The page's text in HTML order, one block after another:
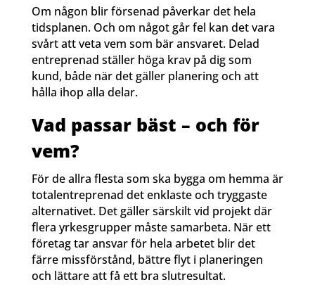
Om någon blir försenad påverkar det hela
tidsplanen. Och om något går fel kan det vara
svårt att veta vem som bär ansvaret. Delad
entreprenad ställer höga krav på dig som
kund, både när det gäller planering och att
hålla ihop alla delar.
Vad passar bäst – och för
vem?
För de allra flesta som ska bygga om hemma är
totalentreprenad det enklaste och tryggaste
alternativet. Det gäller särskilt vid projekt där
flera yrkesgrupper måste samarbeta. När ett
företag tar ansvar för hela arbetet blir det
färre missförstånd, bättre flyt i planeringen
och lättare att få ett bra slutresultat.